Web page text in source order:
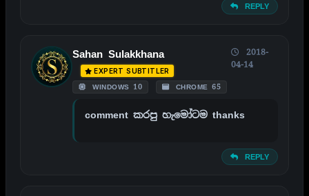
REPLY
Sahan Sulakkhana
EXPERT SUBTITLER
WINDOWS 10 CHROME 65
2018-
04-14
comment කරපු හැමෝටම thanks
REPLY